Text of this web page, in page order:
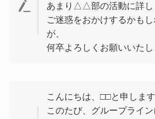
あまり△△部の活動に詳し
ご迷惑をおかけするかも
が、
何卒よろしくお願いいたし
こんにちは、□□と申します
このたび、グループライ